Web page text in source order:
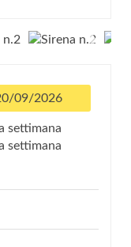
09/2026
settimana
settimana